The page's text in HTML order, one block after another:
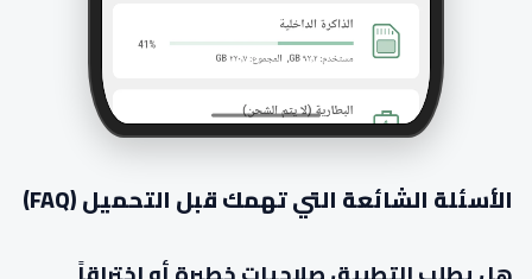
الأسئلة الشائعة التي تهمك قبل التحميل (FAQ)